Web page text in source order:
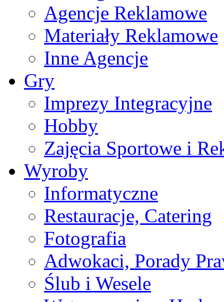
Agencje Reklamowe
Materiały Reklamowe
Inne Agencje
Gry
Imprezy Integracyjne
Hobby
Zajęcia Sportowe i
Wyroby
Informatyczne
Restauracje, Catering
Fotografia
Adwokaci, Porady
Ślub i Wesele